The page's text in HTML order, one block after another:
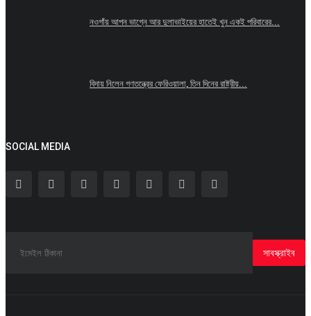
নওগাঁয় আপন ভাগ্নে আর দুলাভাইয়ের হাতেই খুন একই পরিবারের...
বিদায় নিলেন গণতন্ত্রের ফেরিওয়ালা, তিন দিনের রাষ্ট্রীয়...
SOCIAL MEDIA
সাবস্ক্রাইব